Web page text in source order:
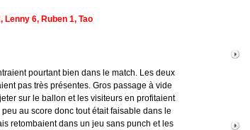
Lenny 6, Ruben 1, Tao
pourtant bien dans le match. Les deux
pas très présentes. Gros passage à vide
sur le ballon et les visiteurs en profitaient
au score donc tout était faisable dans le
retombaient dans un jeu sans punch et les